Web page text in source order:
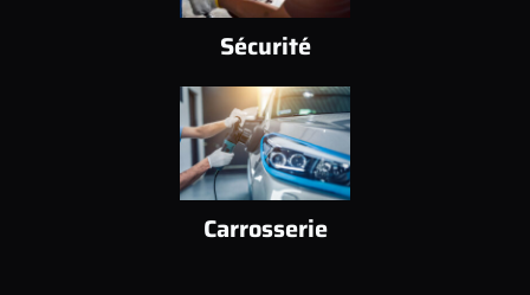
Sécurité
Carrosserie